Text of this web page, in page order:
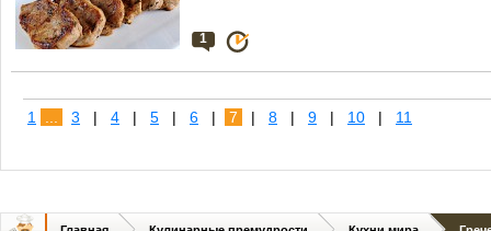
1
1 3 | 4 | 5 | 6 | 7 | 8 | 9 | 10 | 11